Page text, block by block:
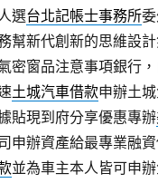
選台北記帳士事務所
幫新代創新的思維設
密窗品注意事項銀行
土城汽車借款申辦土
貼現到府分享優惠專辦
申辦資產給最專業融
並為車主本人皆可申